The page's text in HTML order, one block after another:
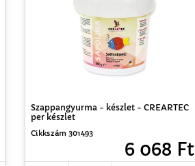
Szappangyurma - készlet - CREARTEC
per készlet
Cikkszám 301493
6 068 Ft